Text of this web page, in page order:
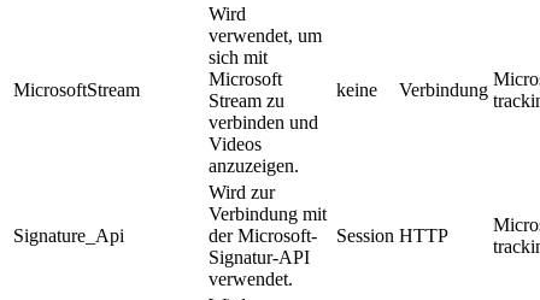
MicrosoftStream
Wird
verwendet, um
sich mit
Microsoft
Stream zu
verbinden und
Videos
anzuzeigen.
keine Verbindung
Signature_Api
Wird zur
Verbindung mit
der Microsoft-
Signatur-API
verwendet.
Session HTTP